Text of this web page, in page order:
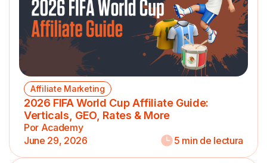
Affiliate Marketing
2026 FIFA World Cup Affiliate Guide:
Verticals, GEO, Rates & More
Por Academy
June 29, 2026
5 min de lectura